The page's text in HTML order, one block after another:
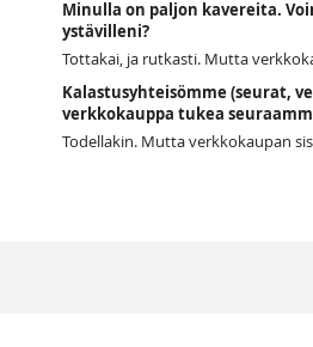
Minulla on paljon kavereita.
ystävilleni?
Tottakai, ja rutkasti. Mutta
Kalastusyhteisömme (seurat,
verkkokauppa tukea
Todellakin. Mutta verkkokaupan